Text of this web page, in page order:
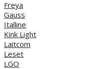
Freya
Gauss
Italline
Kink Light
Laitcom
Leset
LGO